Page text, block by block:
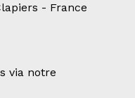
- France
via notre